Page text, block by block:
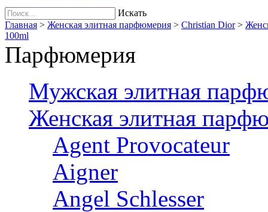
Искать
Главная > Женская элитная парфюмерия > Christian Dior>
100ml
Парфюмерия
Мужская элитная
Женская элитная
Agent Provocateur
Aigner
Angel Schlesser